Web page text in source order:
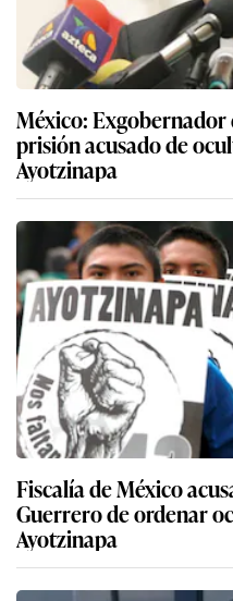
México:
prisión acusado de
Ayotzinapa
Fiscalía de México
Guerrero de ordenar
Ayotzinapa